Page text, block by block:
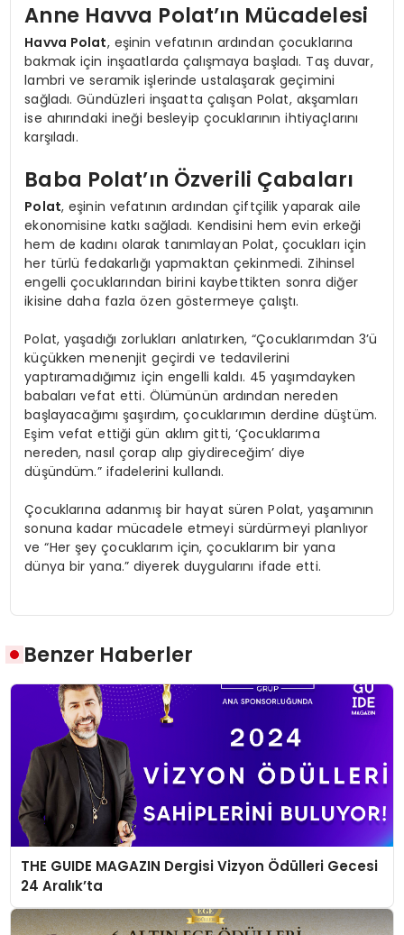
Anne Havva Polat’ın Mücadelesi
Havva Polat, eşinin vefatının ardından çocuklarına
bakmak için inşaatlarda çalışmaya başladı. Taş duvar,
lambri ve seramik işlerinde ustalaşarak geçimini
sağladı. Gündüzleri inşaatta çalışan Polat, akşamları
ise ahırındaki ineği besleyip çocuklarının ihtiyaçlarını
karşıladı.
Baba Polat’ın Özverili Çabaları
Polat, eşinin vefatının ardından çiftçilik yaparak aile
ekonomisine katkı sağladı. Kendisini hem evin erkeği
hem de kadını olarak tanımlayan Polat, çocukları için
her türlü fedakarlığı yapmaktan çekinmedi. Zihinsel
engelli çocuklarından birini kaybettikten sonra diğer
ikisine daha fazla özen göstermeye çalıştı.
Polat, yaşadığı zorlukları anlatırken, “Çocuklarımdan 3’ü
küçükken menenjit geçirdi ve tedavilerini
yaptıramadığımız için engelli kaldı. 45 yaşımdayken
babaları vefat etti. Ölümünün ardından nereden
başlayacağımı şaşırdım, çocuklarımın derdine düştüm.
Eşim vefat ettiği gün aklım gitti, ‘Çocuklarıma
nereden, nasıl çorap alıp giydireceğim’ diye
düşündüm.” ifadelerini kullandı.
Çocuklarına adanmış bir hayat süren Polat, yaşamının
sonuna kadar mücadele etmeyi sürdürmeyi planlıyor
ve “Her şey çocuklarım için, çocuklarım bir yana
dünya bir yana.” diyerek duygularını ifade etti.
Benzer Haberler
THE GUIDE MAGAZIN Dergisi Vizyon Ödülleri Gecesi
24 Aralık’ta